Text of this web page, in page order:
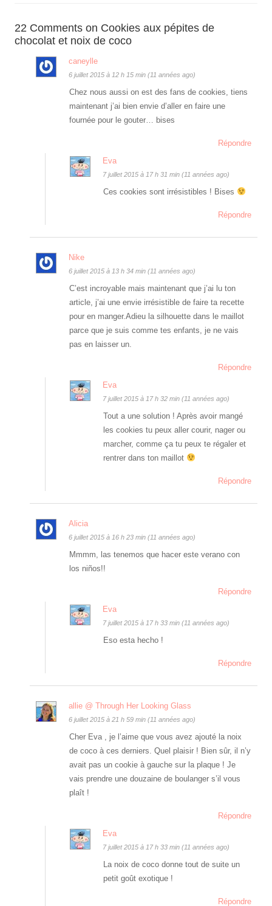
22 Comments on Cookies aux pépites de
chocolat et noix de coco
caneylle
6 juillet 2015 à 12 h 15 min (11 années ago)
Chez nous aussi on est des fans de cookies, tiens
maintenant j’ai bien envie d’aller en faire une
fournée pour le gouter… bises
Répondre
Eva
7 juillet 2015 à 17 h 31 min (11 années ago)
Ces cookies sont irrésistibles ! Bises
Répondre
Nike
6 juillet 2015 à 13 h 34 min (11 années ago)
C’est incroyable mais maintenant que j’ai lu ton
article, j’ai une envie irrésistible de faire ta recette
pour en manger.Adieu la silhouette dans le maillot
parce que je suis comme tes enfants, je ne vais
pas en laisser un.
Répondre
Eva
7 juillet 2015 à 17 h 32 min (11 années ago)
Tout a une solution ! Après avoir mangé
les cookies tu peux aller courir, nager ou
marcher, comme ça tu peux te régaler et
rentrer dans ton maillot
Répondre
Alicia
6 juillet 2015 à 16 h 23 min (11 années ago)
Mmmm, las tenemos que hacer este verano con
los niños!!
Répondre
Eva
7 juillet 2015 à 17 h 33 min (11 années ago)
Eso esta hecho !
Répondre
allie @ Through Her Looking Glass
6 juillet 2015 à 21 h 59 min (11 années ago)
Cher Eva , je l’aime que vous avez ajouté la noix
de coco à ces derniers. Quel plaisir ! Bien sûr, il n’y
avait pas un cookie à gauche sur la plaque ! Je
vais prendre une douzaine de boulanger s’il vous
plaît !
Répondre
Eva
7 juillet 2015 à 17 h 33 min (11 années ago)
La noix de coco donne tout de suite un
petit goût exotique !
Répondre